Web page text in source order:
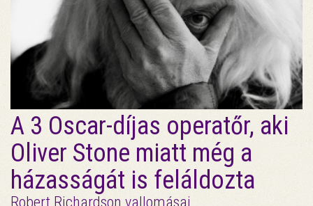
A 3 Oscar-díjas operatőr, aki
Oliver Stone miatt még a
házasságát is feláldozta
Robert Richardson vallomásai